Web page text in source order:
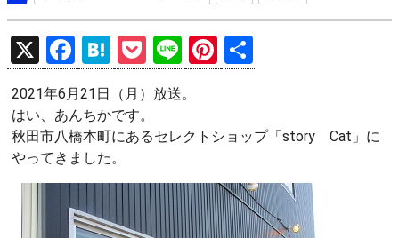
X
F
a
ce
b
o
o
k
H
at
e
n
a
P
o
ck
et
Li
n
e
Pi
nt
es
有
2021年6月21日（月）放送。
はい、あんちかです。
秋田市八橋本町にあるセレクトショップ「story Cat」に
やってきました。